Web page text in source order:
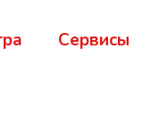
Сервисы